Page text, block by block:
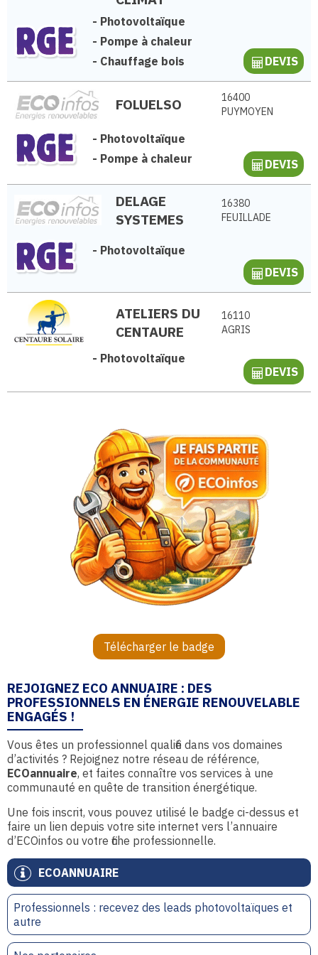
ECOANNUAIRE
Professionnels : recevez des leads photovoltaïques et
autre
- Photovoltaïque
- Pompe à chaleur
- Chauffage bois DEVIS
FOLUELSO
16400
PUYMOYEN
- Photovoltaïque
- Pompe à chaleur DEVIS
DELAGE
SYSTEMES
16380
FEUILLADE
- Photovoltaïque
DEVIS
ATELIERS DU
CENTAURE
16110
AGRIS
- Photovoltaïque
DEVIS
Télécharger le badge
REJOIGNEZ ECO ANNUAIRE : DES
PROFESSIONNELS EN ÉNERGIE RENOUVELABLE
ENGAGÉS !
Vous êtes un professionnel qualifié dans vos domaines
d’activités ? Rejoignez notre réseau de référence,
ECOannuaire, et faites connaître vos services à une
communauté en quête de transition énergétique.
Une fois inscrit, vous pouvez utilisé le badge ci-dessus et
faire un lien depuis votre site internet vers l’annuaire
d’ECOinfos ou votre fiche professionnelle.